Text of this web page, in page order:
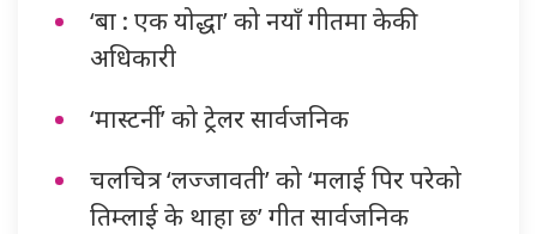
‘बा : एक योद्धा’ को नयाँ गीतमा केकी
अधिकारी
‘मास्टर्नी’ को ट्रेलर सार्वजनिक
चलचित्र ‘लज्जावती’ को ‘मलाई पिर परेको
तिम्लाई के थाहा छ’ गीत सार्वजनिक